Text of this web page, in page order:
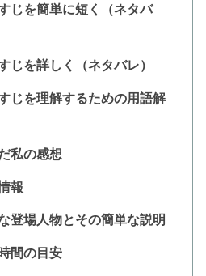
じを簡単に短く（ネタバ
じを詳しく（ネタバレ）
じを理解するための用語解
私の感想
報
登場人物とその簡単な説明
間の目安